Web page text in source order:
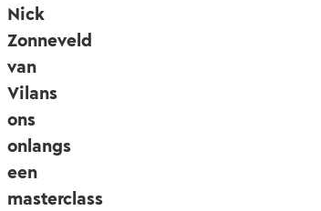
Nick
Zonneveld
van
Vilans
ons
onlangs
een
masterclass